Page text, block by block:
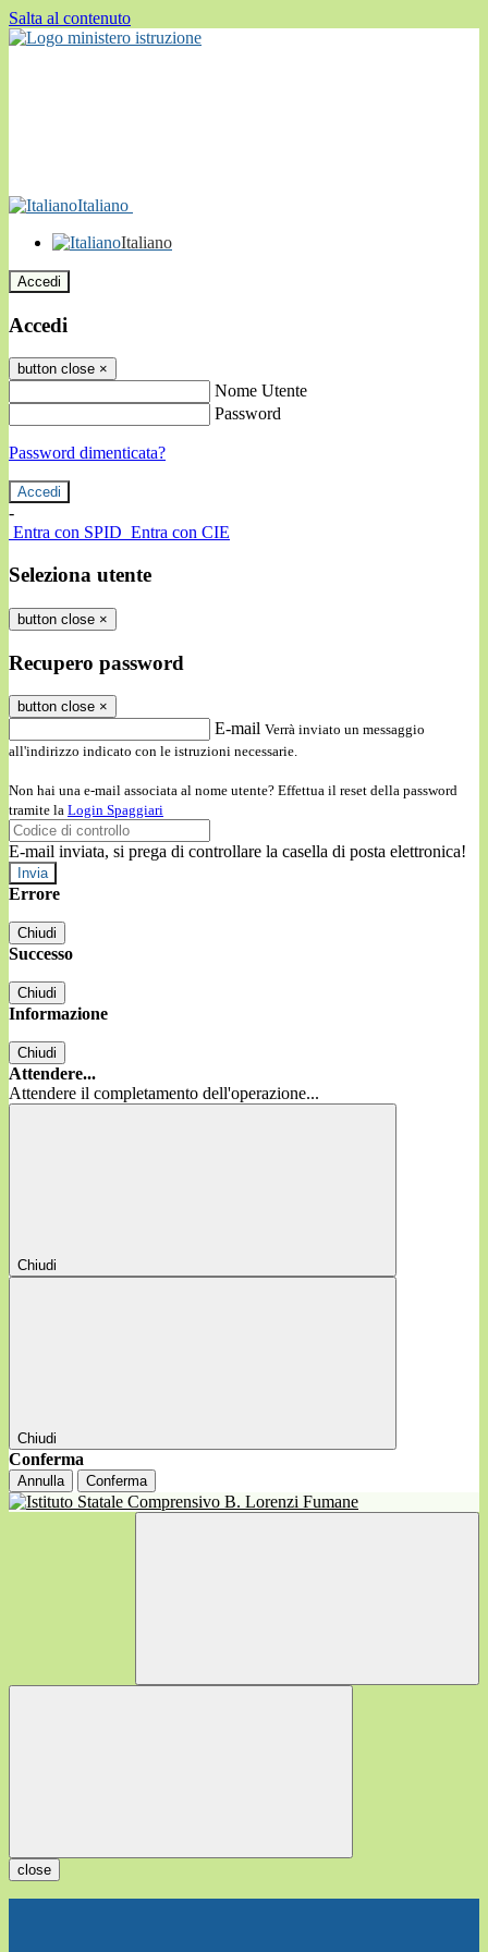
Salta al contenuto
Italiano
Italiano
Accedi
Accedi
button close ×
Nome Utente
Password
Password dimenticata?
-
Entra con SPID Entra con CIE
Seleziona utente
button close ×
Recupero password
button close ×
E-mail Verrà inviato un messaggio
all'indirizzo indicato con le istruzioni necessarie.
Non hai una e-mail associata al nome utente? Effettua il reset della password
tramite la Login Spaggiari
E-mail inviata, si prega di controllare la casella di posta elettronica!
Errore
Chiudi
Successo
Chiudi
Informazione
Chiudi
Attendere...
Attendere il completamento dell'operazione...
Chiudi
Chiudi
Conferma
Annulla Conferma
close